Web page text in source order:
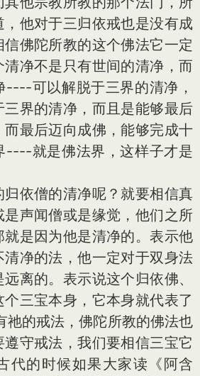
他对于三归依戒也是没有成
佛陀所教的这个佛法它一定
净不是只有世间的清净，而
----可以解脱于三界的清净，
界的清净，而且是能够最后
最后迈向成佛，能够完成十
----就是佛法界，这样子才是
依僧的清净呢？就要相信真
声闻僧或是缘觉，他们之所
是因为他是清净的。表示他
净的法，他一定对于双身法
离的。表示说这个归依佛、
三宝本身，它本身就代表了
祂的戒法，佛陀所教的佛法也
守戒法，我们要相信三宝它
代的时候如果大家读《阿含